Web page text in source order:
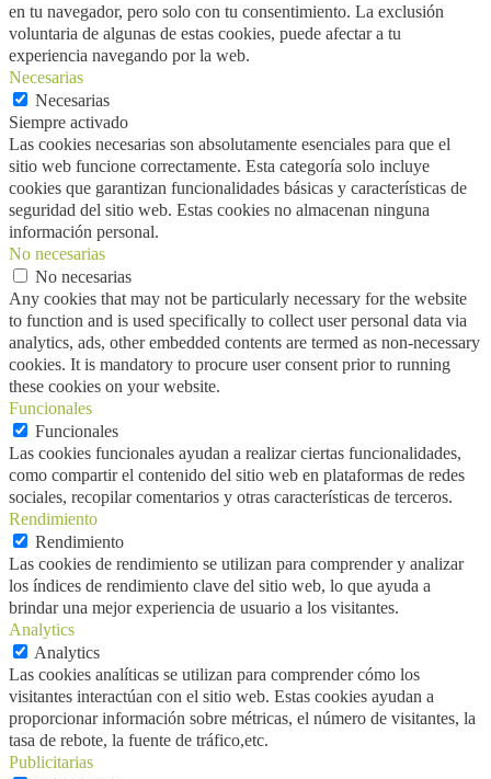
en tu navegador, pero solo con tu consentimiento. La exclusión
voluntaria de algunas de estas cookies, puede afectar a tu
experiencia navegando por la web.
Necesarias
Necesarias
Siempre activado
Las cookies necesarias son absolutamente esenciales para que el
sitio web funcione correctamente. Esta categoría solo incluye
cookies que garantizan funcionalidades básicas y características de
seguridad del sitio web. Estas cookies no almacenan ninguna
información personal.
No necesarias
No necesarias
Any cookies that may not be particularly necessary for the website
to function and is used specifically to collect user personal data via
analytics, ads, other embedded contents are termed as non-necessary
cookies. It is mandatory to procure user consent prior to running
these cookies on your website.
Funcionales
Funcionales
Las cookies funcionales ayudan a realizar ciertas funcionalidades,
como compartir el contenido del sitio web en plataformas de redes
sociales, recopilar comentarios y otras características de terceros.
Rendimiento
Rendimiento
Las cookies de rendimiento se utilizan para comprender y analizar
los índices de rendimiento clave del sitio web, lo que ayuda a
brindar una mejor experiencia de usuario a los visitantes.
Analytics
Analytics
Las cookies analíticas se utilizan para comprender cómo los
visitantes interactúan con el sitio web. Estas cookies ayudan a
proporcionar información sobre métricas, el número de visitantes, la
tasa de rebote, la fuente de tráfico,etc.
Publicitarias